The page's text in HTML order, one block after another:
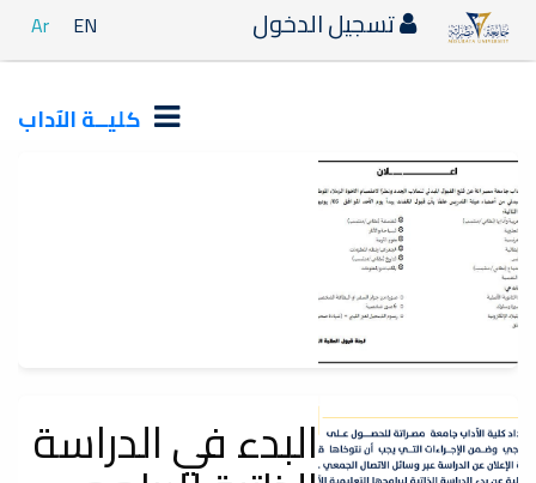
Ar EN تسجيل الدخول
كليــة الآداب
اعلان_قبول_الطلبة_الجدد
إعلانات
سيتم قبول الملفات يوم الأحد الموافق 5_6_2022م.
البدء في الدراسة